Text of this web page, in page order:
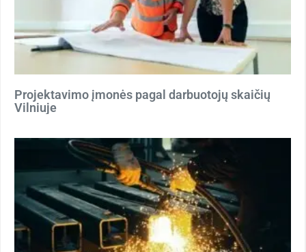
Projektavimo įmonės pagal darbuotojų skaičių
Vilniuje